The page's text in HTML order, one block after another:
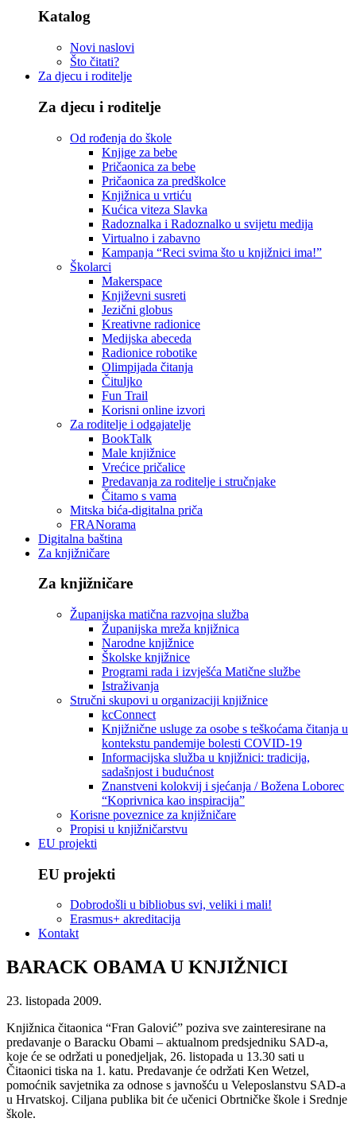
Katalog
Novi naslovi
Što čitati?
Za djecu i roditelje
Za djecu i roditelje
Od rođenja do škole
Knjige za bebe
Pričaonica za bebe
Pričaonica za predškolce
Knjižnica u vrtiću
Kućica viteza Slavka
Radoznalka i Radoznalko u svijetu medija
Virtualno i zabavno
Kampanja “Reci svima što u knjižnici ima!”
Školarci
Makerspace
Književni susreti
Jezični globus
Kreativne radionice
Medijska abeceda
Radionice robotike
Olimpijada čitanja
Čituljko
Fun Trail
Korisni online izvori
Za roditelje i odgajatelje
BookTalk
Male knjižnice
Vrećice pričalice
Predavanja za roditelje i stručnjake
Čitamo s vama
Mitska bića-digitalna priča
FRANorama
Digitalna baština
Za knjižničare
Za knjižničare
Županijska matična razvojna služba
Županijska mreža knjižnica
Narodne knjižnice
Školske knjižnice
Programi rada i izvješća Matične službe
Istraživanja
Stručni skupovi u organizaciji knjižnice
kcConnect
Knjižnične usluge za osobe s teškoćama čitanja u
kontekstu pandemije bolesti COVID-19
Informacijska služba u knjižnici: tradicija,
sadašnjost i budućnost
Znanstveni kolokvij i sjećanja / Božena Loborec
“Koprivnica kao inspiracija”
Korisne poveznice za knjižničare
Propisi u knjižničarstvu
EU projekti
EU projekti
Dobrodošli u bibliobus svi, veliki i mali!
Erasmus+ akreditacija
Kontakt
BARACK OBAMA U KNJIŽNICI
23. listopada 2009.
Knjižnica čitaonica “Fran Galović” poziva sve zainteresirane na
predavanje o Baracku Obami – aktualnom predsjedniku SAD-a,
koje će se održati u ponedjeljak, 26. listopada u 13.30 sati u
Čitaonici tiska na 1. katu. Predavanje će održati Ken Wetzel,
pomoćnik savjetnika za odnose s javnošću u Veleposlanstvu SAD-a
u Hrvatskoj. Ciljana publika bit će učenici Obrtničke škole i Srednje
škole.